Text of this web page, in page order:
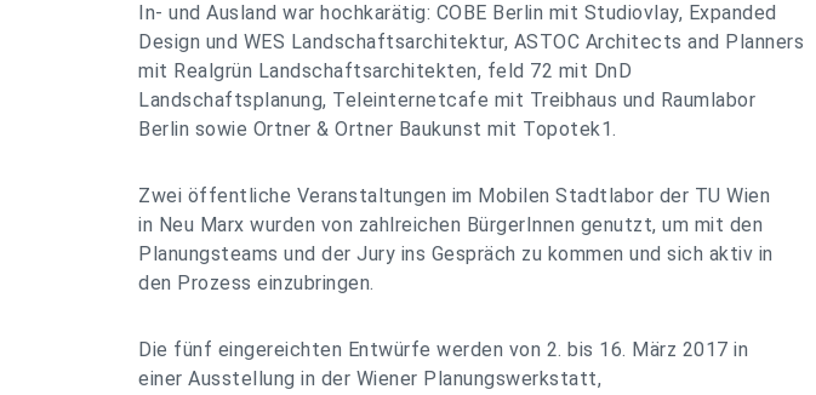
In- und Ausland war hochkarätig: COBE Berlin mit Studiovlay, Expanded
Design und WES Landschaftsarchitektur, ASTOC Architects and Planners
mit Realgrün Landschaftsarchitekten, feld 72 mit DnD
Landschaftsplanung, Teleinternetcafe mit Treibhaus und Raumlabor
Berlin sowie Ortner & Ortner Baukunst mit Topotek1.
Zwei öffentliche Veranstaltungen im Mobilen Stadtlabor der TU Wien
in Neu Marx wurden von zahlreichen BürgerInnen genutzt, um mit den
Planungsteams und der Jury ins Gespräch zu kommen und sich aktiv in
den Prozess einzubringen.
Die fünf eingereichten Entwürfe werden von 2. bis 16. März 2017 in
einer Ausstellung in der Wiener Planungswerkstatt,